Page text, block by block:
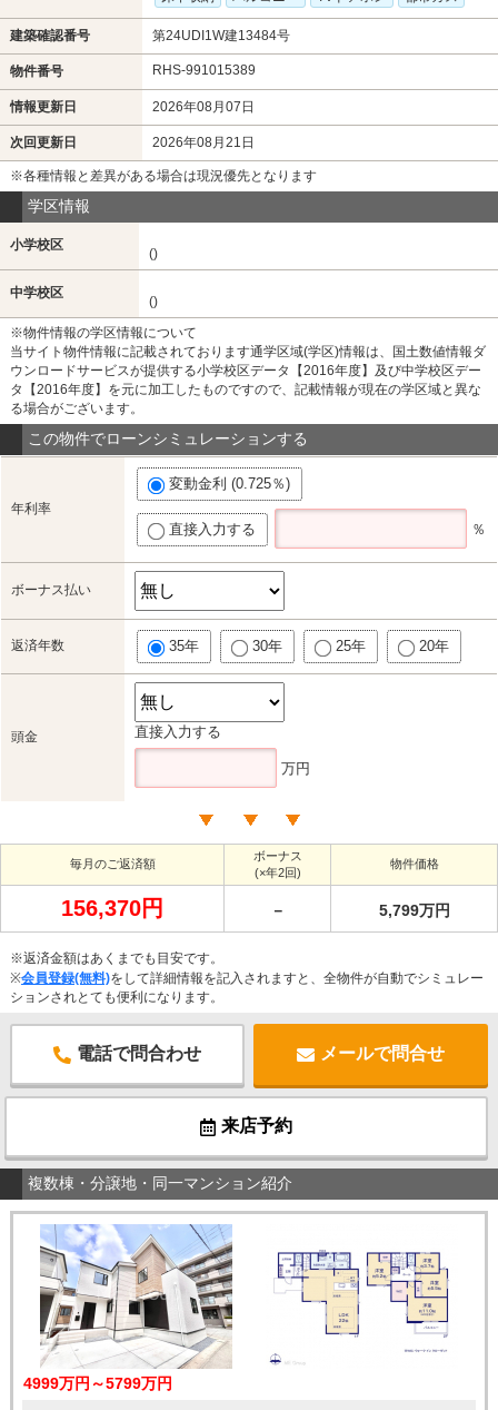
建築確認番号 第24UDI1W建13484号
物件番号 RHS-991015389
情報更新日 2026年08月07日
次回更新日 2026年08月21日
※各種情報と差異がある場合は現況優先となります
学区情報
小学校区
()
中学校区
()
※物件情報の学区情報について
当サイト物件情報に記載されております通学区域(学区)情報は、国土数値情報ダ
ウンロードサービスが提供する小学校区データ【2016年度】及び中学校区デー
タ【2016年度】を元に加工したものですので、記載情報が現在の学区域と異な
る場合がございます。
この物件でローンシミュレーションする
年利率
変動金利 (0.725％)
直接入力する ％
ボーナス払い
返済年数 35年 30年 25年 20年
頭金 直接入力する
万円
毎月のご返済額
ボーナス
(×年2回)
物件価格
156,370円 － 5,799万円
※返済金額はあくまでも目安です。
※会員登録(無料)をして詳細情報を記入されますと、全物件が自動でシミュレー
ションされとても便利になります。
電話で問合わせ メールで問合せ
来店予約
複数棟・分譲地・同一マンション紹介
4999万円～5799万円